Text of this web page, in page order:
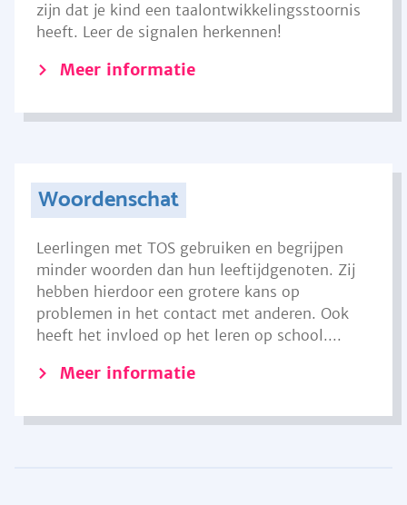
zijn dat je kind een taalontwikkelingsstoornis
heeft. Leer de signalen herkennen!
Meer informatie
Woordenschat
Leerlingen met TOS gebruiken en begrijpen
minder woorden dan hun leeftijdgenoten. Zij
hebben hierdoor een grotere kans op
problemen in het contact met anderen. Ook
heeft het invloed op het leren op school....
Meer informatie